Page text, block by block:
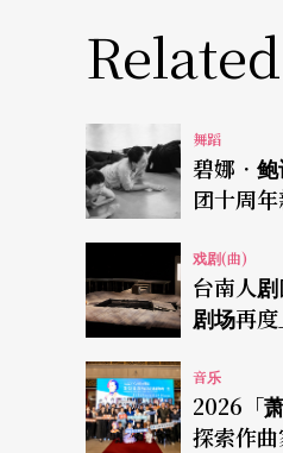
舞蹈
碧娜．
团十周
戏剧(曲)
台南人
剧场再
音乐
2026「
探索作